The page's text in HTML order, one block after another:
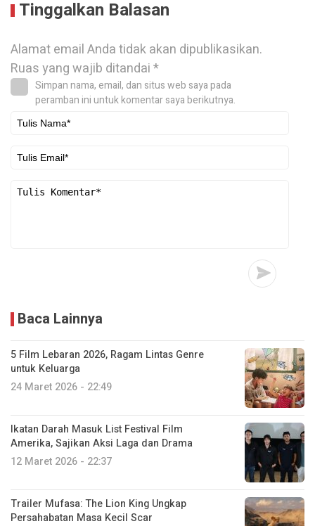
Tinggalkan Balasan
Alamat email Anda tidak akan dipublikasikan.
Ruas yang wajib ditandai*
Simpan nama, email, dan situs web saya pada
peramban ini untuk komentar saya berikutnya.
Baca Lainnya
5 Film Lebaran 2026, Ragam Lintas Genre
untuk Keluarga
24 Maret 2026 - 22:49
Ikatan Darah Masuk List Festival Film
Amerika, Sajikan Aksi Laga dan Drama
12 Maret 2026 - 22:37
Trailer Mufasa: The Lion King Ungkap
Persahabatan Masa Kecil Scar